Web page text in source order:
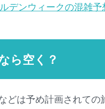
デンウィークの混雑
ら空く？
どは予め計画されて